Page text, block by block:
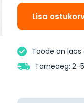
Lisa
Toode on laos
Tarneaeg: 2-